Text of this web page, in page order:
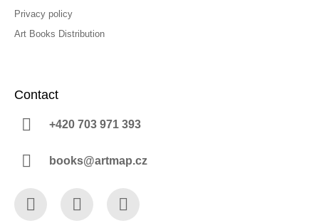
Privacy policy
Art Books Distribution
Contact
+420 703 971 393
books@artmap.cz